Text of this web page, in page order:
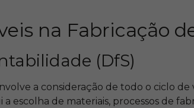
na Fabricação
(DfS)
a consideração de todo o ciclo de
escolha de materiais, processos de